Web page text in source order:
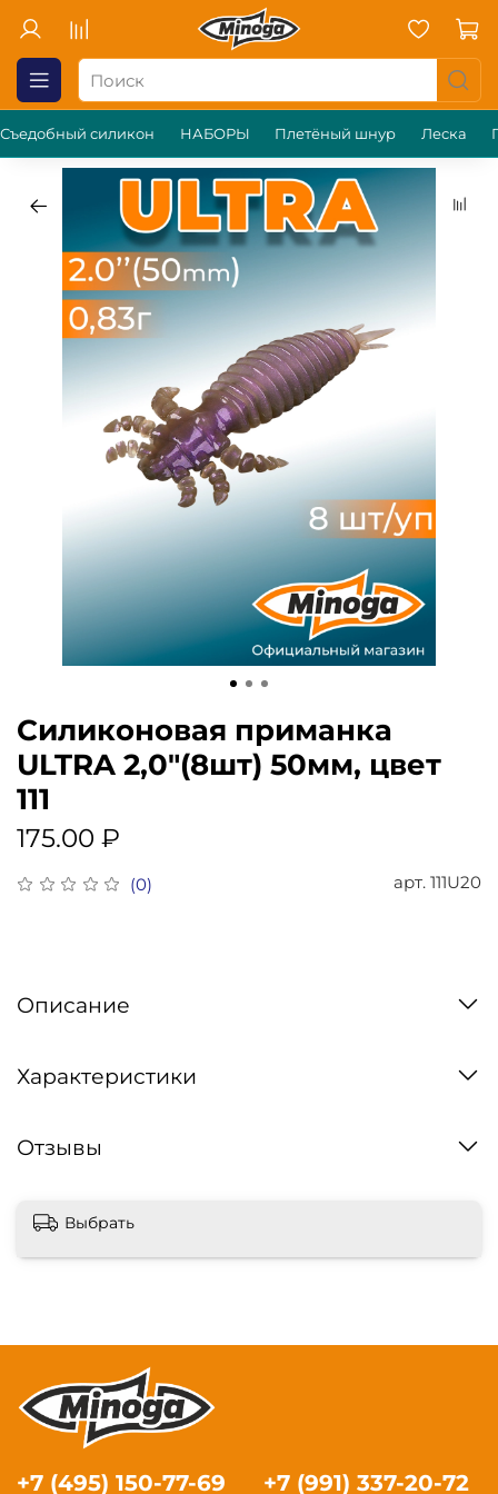
Съедобный силикон НАБОРЫ Плетёный шнур Леска
(0) арт. 111U20
Силиконовая приманка
ULTRA 2,0"(8шт) 50мм, цвет
111
175.00 ₽
Описание
Характеристики
Отзывы
Выбрать
+7 (495) 150-77-69 +7 (991) 337-20-72